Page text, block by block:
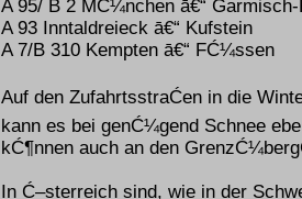
A 95/ B 2 MĆ¼nchen ā€“
A 93 Inntaldreieck ā€“ Kufstein
A 7/B 310 Kempten ā€“ FĆ¼ssen
Auf den ZufahrtsstraĆen in die
kann es bei genĆ¼gend Schnee
kĆ¶nnen auch an den
In Ć–sterreich sind, wie in der